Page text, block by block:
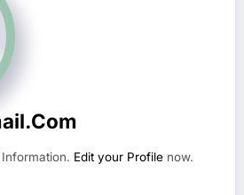
Edit your Profile now.